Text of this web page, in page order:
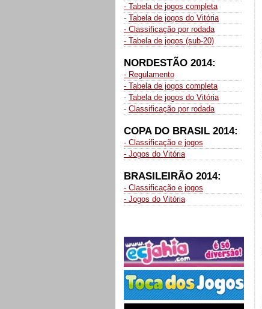
- Tabela de jogos completa
- Tabela de jogos do Vitória
- Classificação por rodada
- Tabela de jogos (sub-20)
NORDESTÃO 2014:
- Regulamento
- Tabela de jogos completa
- Tabela de jogos do Vitória
- Classificação por rodada
COPA DO BRASIL 2014:
- Classificação e jogos
- Jogos do Vitória
BRASILEIRÃO 2014:
- Classificação e jogos
- Jogos do Vitória